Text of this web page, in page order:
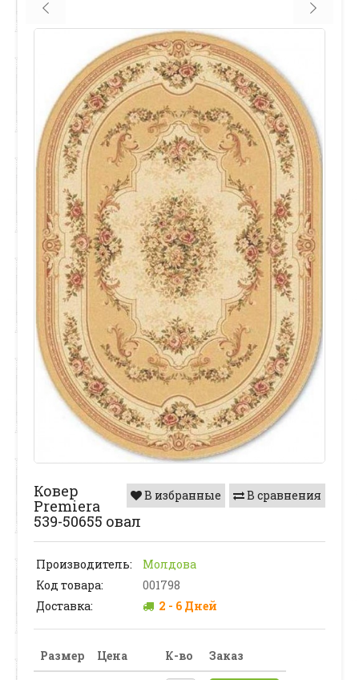
В сравнения
В избранные
Ковер
Premiera
539-50655 овал
Производитель:
Молдова
Код товара:
001798
Доставка:
2 - 6 Дней
Размер Цена К-во Заказ